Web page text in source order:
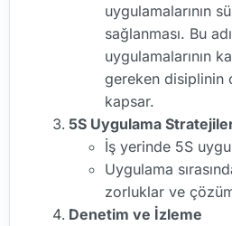
uygulamalarının
sağlanması. Bu
uygulamalarının
gereken disiplinin
kapsar.
5S Uygulama
İş yerinde 5S
Uygulama
zorluklar ve
Denetim ve İzleme